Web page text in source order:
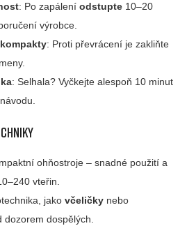
: Po zapálení odstupte 10–20
výrobce.
: Proti převrácení je zakliňte
: Selhala? Vyčkejte alespoň 10 minut
ohňostroje – snadné použití a
vteřin.
jako včeličky nebo
dozorem dospělých.